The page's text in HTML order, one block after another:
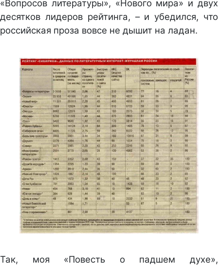
«Вопросов литературы», «Нового мира» и двух
десятков лидеров рейтинга, – и убедился, что
российская проза вовсе не дышит на ладан.
Так, моя «Повесть о падшем духе»,